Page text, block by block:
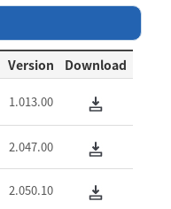
Version Download
1.013.00
2.047.00
2.050.10